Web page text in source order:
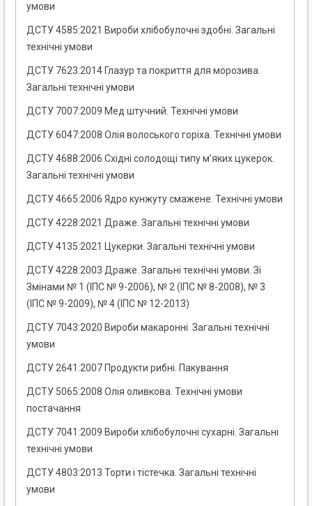
умови
ДСТУ 4585:2021 Вироби хлібобулочні здобні. Загальні
технічні умови
ДСТУ 7623:2014 Глазур та покриття для морозива.
Загальні технічні умови
ДСТУ 7007:2009 Мед штучний. Технічні умови
ДСТУ 6047:2008 Олія волоського горіха. Технічні умови
ДСТУ 4688:2006 Східні солодощі типу м’яких цукерок.
Загальні технічні умови
ДСТУ 4665:2006 Ядро кунжуту смажене. Технічні умови
ДСТУ 4228:2021 Драже. Загальні технічні умови
ДСТУ 4135:2021 Цукерки. Загальні технічні умови
ДСТУ 4228:2003 Драже. Загальні технічні умови. Зі
Змінами № 1 (ІПС № 9-2006), № 2 (ІПС № 8-2008), № 3
(ІПС № 9-2009), № 4 (ІПС № 12-2013)
ДСТУ 7043:2020 Вироби макаронні. Загальні технічні
умови
ДСТУ 2641:2007 Продукти рибні. Пакування
ДСТУ 5065:2008 Олія оливкова. Технічні умови
постачання
ДСТУ 7041:2009 Вироби хлібобулочні сухарні. Загальні
технічні умови
ДСТУ 4803:2013 Торти і тістечка. Загальні технічні
умови